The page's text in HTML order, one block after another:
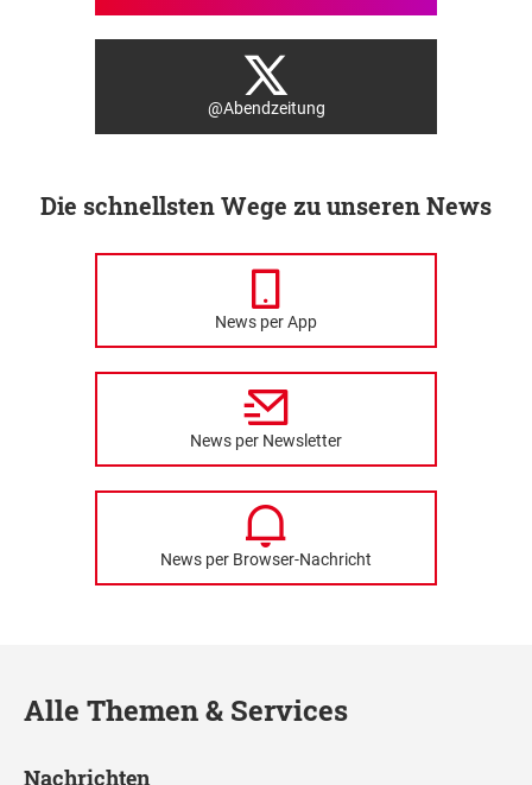
@Abendzeitung
Die schnellsten Wege zu unseren News
News per App
News per Newsletter
News per Browser-Nachricht
Alle Themen & Services
Nachrichten